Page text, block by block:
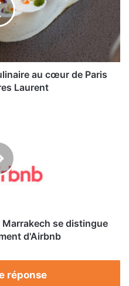
au cœur de Paris
Laurent
se distingue
d'Airbnb
réponse